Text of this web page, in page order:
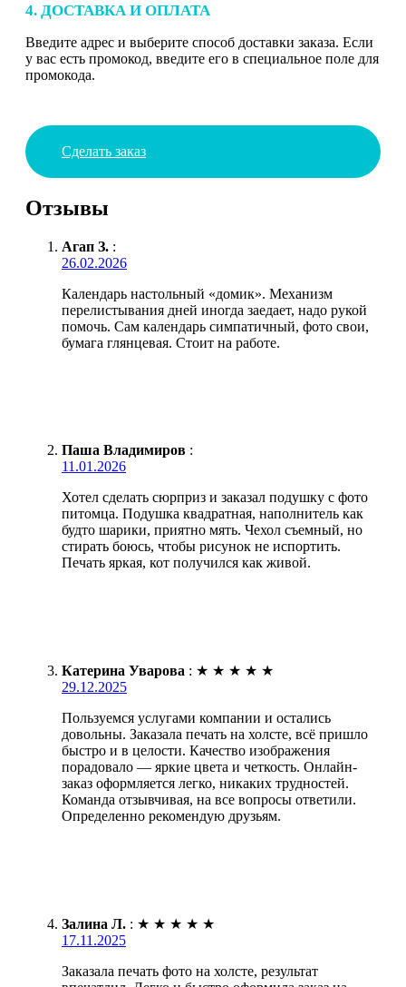
4. ДОСТАВКА И ОПЛАТА
Введите адрес и выберите способ доставки заказа. Если
у вас есть промокод, введите его в специальное поле для
промокода.
Сделать заказ
Отзывы
Агап З. :
26.02.2026
Календарь настольный «домик». Механизм
перелистывания дней иногда заедает, надо рукой
помочь. Сам календарь симпатичный, фото свои,
бумага глянцевая. Стоит на работе.
Паша Владимиров :
11.01.2026
Хотел сделать сюрприз и заказал подушку с фото
питомца. Подушка квадратная, наполнитель как
будто шарики, приятно мять. Чехол съемный, но
стирать боюсь, чтобы рисунок не испортить.
Печать яркая, кот получился как живой.
Катерина Уварова : ★ ★ ★ ★ ★
29.12.2025
Пользуемся услугами компании и остались
довольны. Заказала печать на холсте, всё пришло
быстро и в целости. Качество изображения
порадовало — яркие цвета и четкость. Онлайн-
заказ оформляется легко, никаких трудностей.
Команда отзывчивая, на все вопросы ответили.
Определенно рекомендую друзьям.
Залина Л. : ★ ★ ★ ★ ★
17.11.2025
Заказала печать фото на холсте, результат